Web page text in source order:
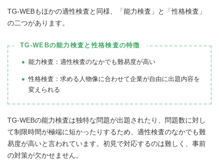
TG-WEBもほかの適性検査と同様、「能力検査」と「性格検査」
の二つがあります。
TG-WEBの能力検査と性格検査の特徴
能力検査：適性検査のなかでも難易度が高い
性格検査：求める人物像に合わせて企業が自由に出題内容を
変えられる
TG-WEBの能力検査は独特な問題が出題されたり、問題数に対し
て制限時間が極端に短かったりするため、適性検査のなかでも難
易度が高いと言われています。初見で対応するのは難しく、事前
の対策が欠かせません。